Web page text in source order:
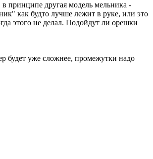
принципе другая модель мельника -
как будто лучше лежит в руке, или это
этого не делал. Подойдут ли орешки
будет уже сложнее, промежутки надо